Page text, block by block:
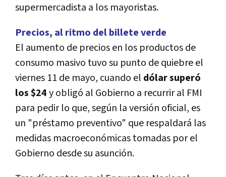
supermercadista a los mayoristas.
Precios, al ritmo del billete verde
El aumento de precios en los productos de
consumo masivo tuvo su punto de quiebre el
viernes 11 de mayo, cuando el dólar superó
los $24y obligó al Gobierno a recurrir al FMI
para pedir lo que, según la versión oficial, es
un "préstamo preventivo" que respaldará las
medidas macroeconómicas tomadas por el
Gobierno desde su asunción.